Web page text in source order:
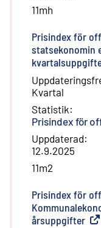
11mh
Prisindex för
statsekonomin
Kvartal
Statistik:
Prisindex för
Uppdaterad:
12.9.2025
11m2
Prisindex för
årsuppgifter